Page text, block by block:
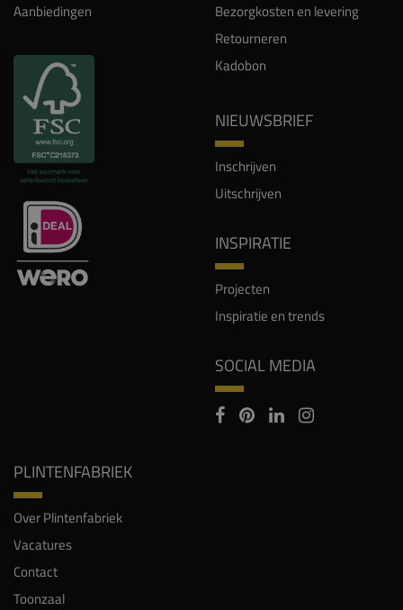
Aanbiedingen
Bezorgkosten en levering
Retourneren
Kadobon
NIEUWSBRIEF
Inschrijven
Uitschrijven
INSPIRATIE
Projecten
Inspiratie en trends
SOCIAL MEDIA
PLINTENFABRIEK
Over Plintenfabriek
Vacatures
Contact
Toonzaal